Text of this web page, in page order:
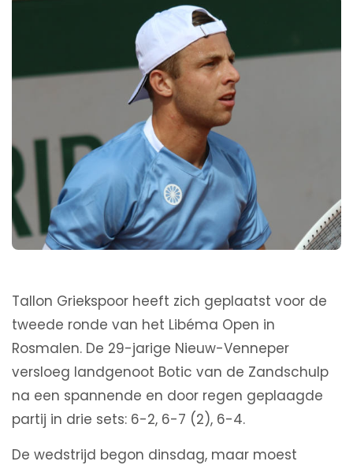
Tallon Griekspoor heeft zich geplaatst voor de
tweede ronde van het Libéma Open in
Rosmalen. De 29-jarige Nieuw-Venneper
versloeg landgenoot Botic van de Zandschulp
na een spannende en door regen geplaagde
partij in drie sets: 6-2, 6-7 (2), 6-4.
De wedstrijd begon dinsdag, maar moest